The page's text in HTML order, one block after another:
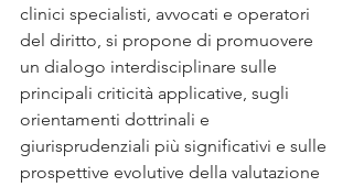
clinici specialisti, avvocati e operatori
del diritto, si propone di promuovere
un dialogo interdisciplinare sulle
principali criticità applicative, sugli
orientamenti dottrinali e
giurisprudenziali più significativi e sulle
prospettive evolutive della valutazione